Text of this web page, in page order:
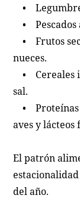
•
• Pescados
• Frutos
nueces.
• Cereales
sal.
• Proteínas
aves y lácteos
El patrón
del año.